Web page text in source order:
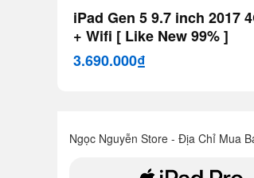
iPad Gen 5 9.7 inch 2017
+ Wifi [ Like New 99% ]
3.690.000₫
Ngọc Nguyễn Store - Địa Chỉ Mua